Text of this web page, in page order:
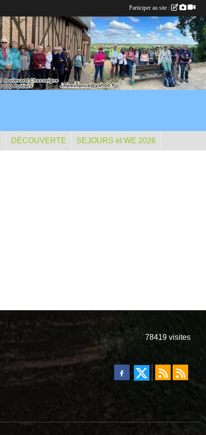
DÉCOUVERTE SEJOURS et WE 2026
78419 visites
Participer au site :